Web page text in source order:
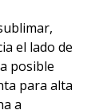
el lado de
posible
para alta
a